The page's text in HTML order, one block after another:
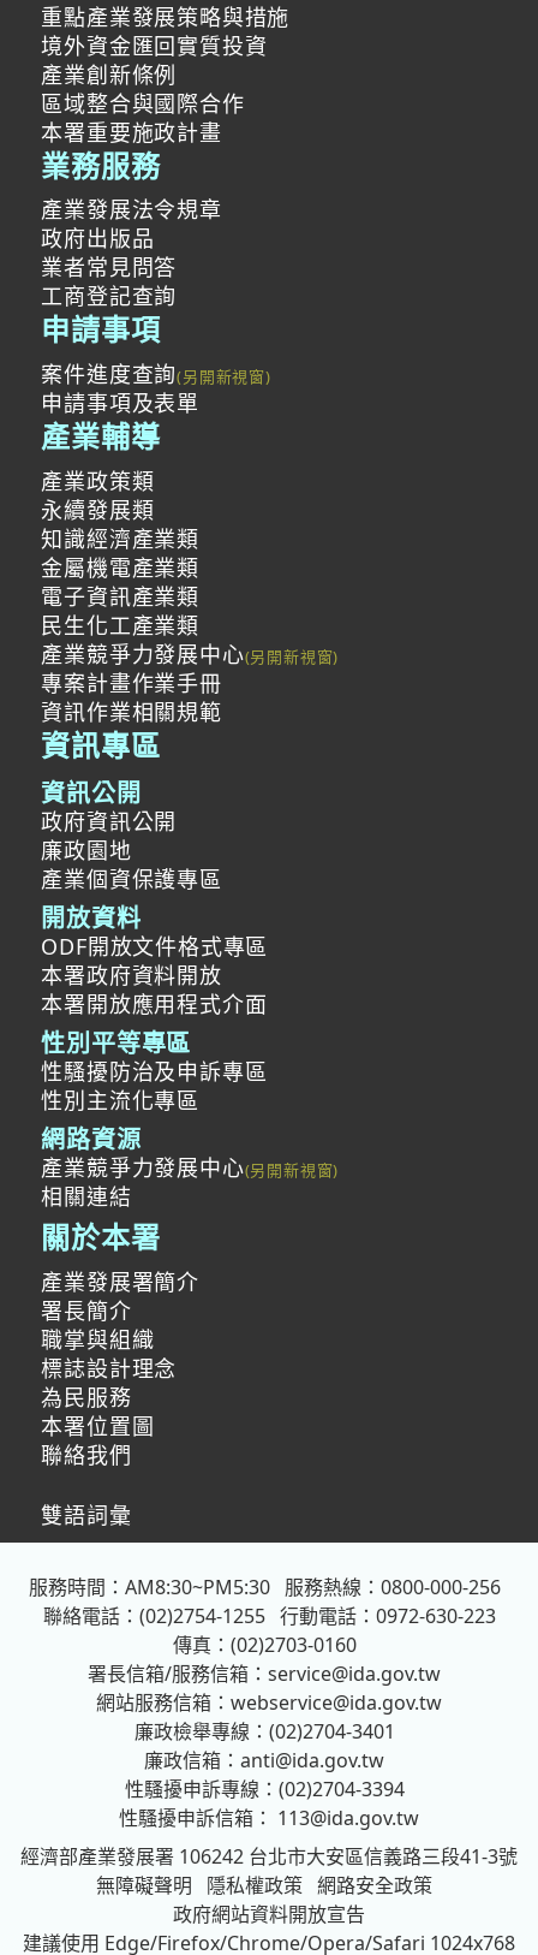
重點產業發展策略與措施
境外資金匯回實質投資
產業創新條例
區域整合與國際合作
本署重要施政計畫
業務服務
產業發展法令規章
政府出版品
業者常見問答
工商登記查詢
申請事項
案件進度查詢
申請事項及表單
產業輔導
產業政策類
永續發展類
知識經濟產業類
金屬機電產業類
電子資訊產業類
民生化工產業類
產業競爭力發展中心
專案計畫作業手冊
資訊作業相關規範
資訊專區
資訊公開
政府資訊公開
廉政園地
產業個資保護專區
開放資料
ODF開放文件格式專區
本署政府資料開放
本署開放應用程式介面
性別平等專區
性騷擾防治及申訴專區
性別主流化專區
網路資源
產業競爭力發展中心
相關連結
關於本署
產業發展署簡介
署長簡介
職掌與組織
標誌設計理念
為民服務
本署位置圖
聯絡我們
雙語詞彙
服務時間：AM8:30~PM5:30
服務熱線：0800-000-256
聯絡電話：(02)2754-1255 行動電話：0972-630-223
傳真：(02)2703-0160
署長信箱/服務信箱： service@ida.gov.tw
網站服務信箱： webservice@ida.gov.tw
廉政檢舉專線：(02)2704-3401
廉政信箱： anti@ida.gov.tw
性騷擾申訴專線：(02)2704-3394
性騷擾申訴信箱： 113@ida.gov.tw
經濟部產業發展署 106242 台北市大安區信義路三段41-3號
無障礙聲明
隱私權政策 網路安全政策
政府網站資料開放宣告
建議使用 Edge/Firefox/Chrome/Opera/Safari 1024x768